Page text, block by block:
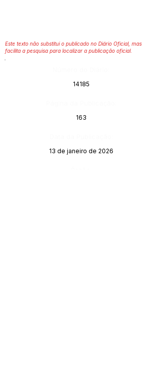
Este texto não substitui o publicado no Diário Oficial, mas
facilita a pesquisa para localizar a publicação oficial.
14185
163
13 de janeiro de 2026